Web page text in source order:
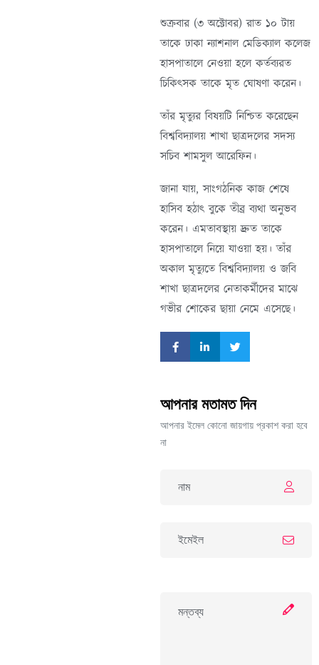
শুক্রবার (৩ অক্টোবর) রাত ১০ টায়
তাকে ঢাকা ন্যাশনাল মেডিক্যাল কলেজ
হাসপাতালে নেওয়া হলে কর্তব্যরত
চিকিৎসক তাকে মৃত ঘোষণা করেন।
তাঁর মৃত্যুর বিষয়টি নিশ্চিত করেছেন
বিশ্ববিদ্যালয় শাখা ছাত্রদলের সদস্য
সচিব শামসুল আরেফিন।
জানা যায়, সাংগঠনিক কাজ শেষে
হাসিব হঠাৎ বুকে তীব্র ব্যথা অনুভব
করেন। এমতাবস্থায় দ্রুত তাকে
হাসপাতালে নিয়ে যাওয়া হয়। তাঁর
অকাল মৃত্যুতে বিশ্ববিদ্যালয় ও জবি
শাখা ছাত্রদলের নেতাকর্মীদের মাঝে
গভীর শোকের ছায়া নেমে এসেছে।
আপনার মতামত দিন
আপনার ইমেল কোনো জায়গায় প্রকাশ করা হবে
না